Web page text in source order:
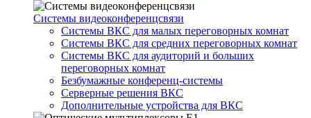
Системы видеоконференцсвязи
Системы ВКС для малых переговорных комнат
Системы ВКС для средних переговорных комнат
Системы ВКС для аудиторий и больших
переговорных комнат
Безбумажные конференц-системы
Серверные решения ВКС
Дополнительные устройства для ВКС